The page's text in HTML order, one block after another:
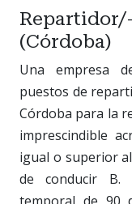
(Córdoba)
Una empresa
puestos de
Córdoba para la
imprescindible
igual o superior
de conducir B.